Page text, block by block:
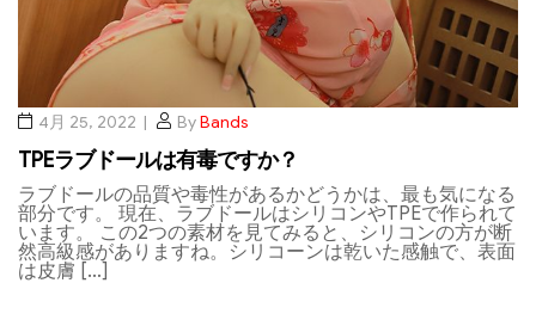
4月 25, 2022 ByBands
TPEラブドールは有毒ですか？
ラブドールの品質や毒性があるかどうかは、最も気になる
部分です。 現在、ラブドールはシリコンやTPEで作られて
います。 この2つの素材を見てみると、シリコンの方が断
然高級感がありますね。シリコーンは乾いた感触で、表面
は皮膚 […]